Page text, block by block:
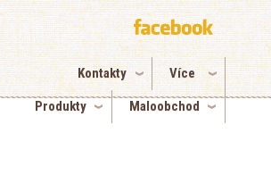
Více
Kontakty
Maloobchod
Produkty